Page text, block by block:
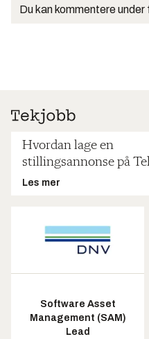
Du kan kommentere under
Hvordan lage en
stillingsannonse på
Les mer
Software Asset
Management (SAM)
Lead